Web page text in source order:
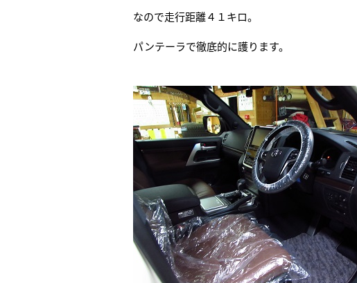
なので走行距離４１キロ。
パンテーラで徹底的に護ります。